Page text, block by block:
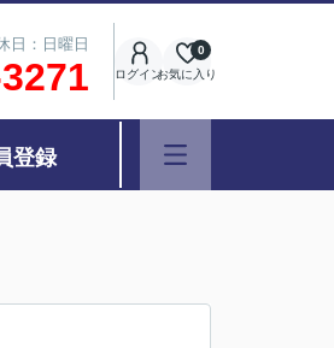
日：日曜日
ログインお気に入り
0
登録